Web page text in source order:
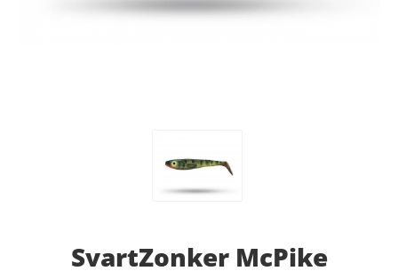
SvartZonker McPike